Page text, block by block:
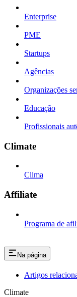
Enterprise
PME
Startups
Agências
Organizações
Educação
Profissionais
Climate
Clima
Affiliate
Programa de
Na página
Artigos
Climate